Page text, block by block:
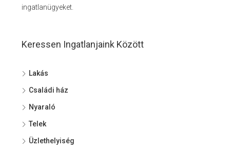
ingatlanügyeket.
Keressen Ingatlanjaink Között
Lakás
Családi ház
Nyaraló
Telek
Üzlethelyiség